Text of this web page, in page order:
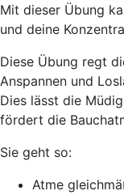
Mit dieser Übung
und deine
Diese Übung regt
Anspannen und
Dies lässt die
fördert die
Sie geht so:
Atme